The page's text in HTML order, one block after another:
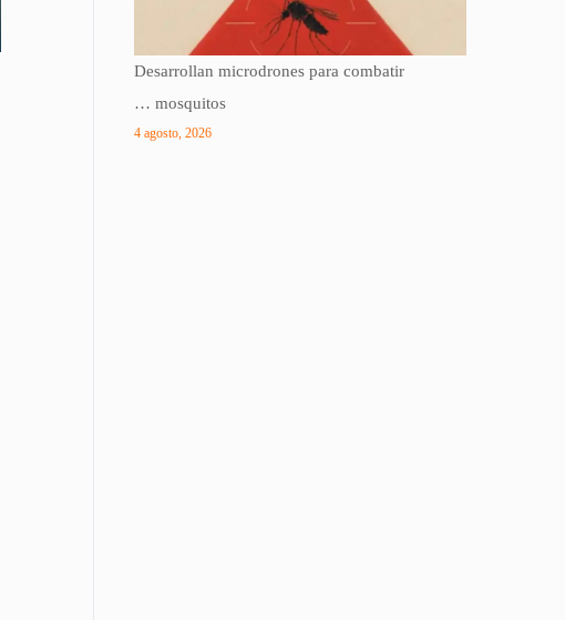
Desarrollan microdrones para combatir
… mosquitos
4 agosto, 2026